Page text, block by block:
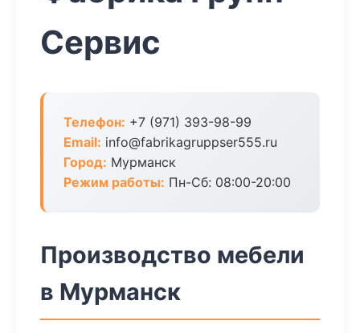
Сервис
Телефон: +7 (971) 393-98-99
Email: info@fabrikagruppser555.ru
Город: Мурманск
Режим работы: Пн-Сб: 08:00-20:00
Производство мебели
в Мурманск